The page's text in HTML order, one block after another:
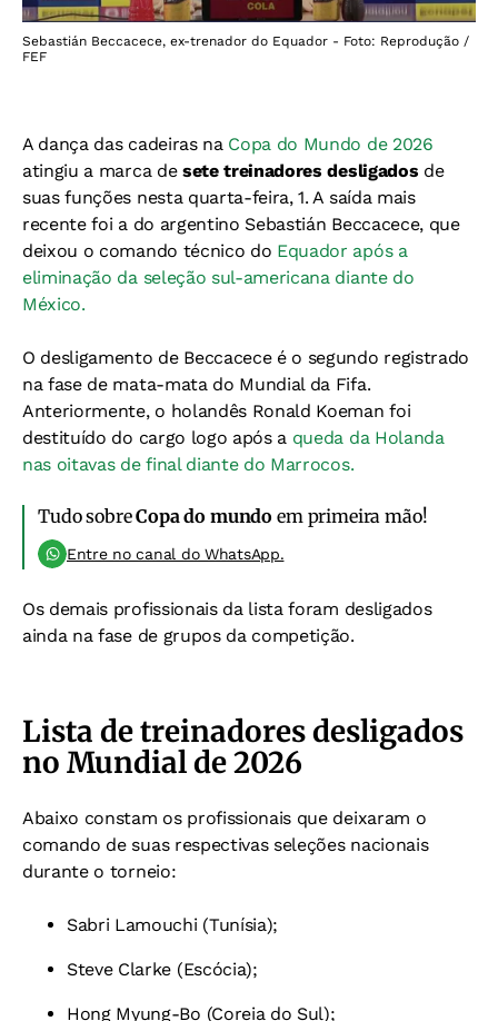
Sebastián Beccacece, ex-trenador do Equador - Foto: Reprodução /
FEF
A dança das cadeiras na Copa do Mundo de 2026
atingiu a marca de sete treinadores desligados de
suas funções nesta quarta-feira, 1. A saída mais
recente foi a do argentino Sebastián Beccacece, que
deixou o comando técnico do Equador após a
eliminação da seleção sul-americana diante do
México.
O desligamento de Beccacece é o segundo registrado
na fase de mata-mata do Mundial da Fifa.
Anteriormente, o holandês Ronald Koeman foi
destituído do cargo logo após a queda da Holanda
nas oitavas de final diante do Marrocos.
Tudo sobreCopa do mundo em primeira mão!
Entre no canal do WhatsApp.
Os demais profissionais da lista foram desligados
ainda na fase de grupos da competição.
Lista de treinadores desligados
no Mundial de 2026
Abaixo constam os profissionais que deixaram o
comando de suas respectivas seleções nacionais
durante o torneio:
Sabri Lamouchi (Tunísia);
Steve Clarke (Escócia);
Hong Myung-Bo (Coreia do Sul);